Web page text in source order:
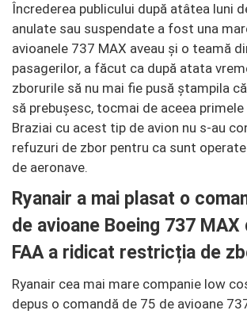
Încrederea publicului după atâtea luni
anulate sau suspendate a fost una
avioanele 737 MAX aveau și o teamă
pasagerilor, a făcut ca după atata
zborurile să nu mai fie pusă ștampila
să prebușesc, tocmai de aceea
Braziai cu acest tip de avion nu s-au
refuzuri de zbor pentru ca sunt
de aeronave.
Ryanair a mai plasat o
de avioane Boeing 737 MAX
FAA a ridicat restricția de
Ryanair cea mai mare companie low
depus o comandă de 75 de avioane